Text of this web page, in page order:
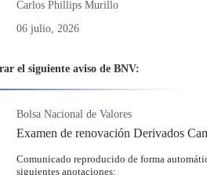
Carlos Phillips Murillo
06 julio, 2026
el siguiente aviso de BNV:
Bolsa Nacional de Valores
Examen de renovación Derivados
Comunicado reproducido de forma
siguientes anotaciones: